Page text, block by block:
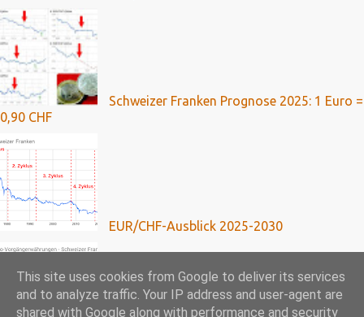
Schweizer Franken Prognose 2025: 1 Euro =
0,90 CHF
EUR/CHF-Ausblick 2025-2030
This site uses cookies from Google to deliver its services
and to analyze traffic. Your IP address and user-agent are
shared with Google along with performance and security